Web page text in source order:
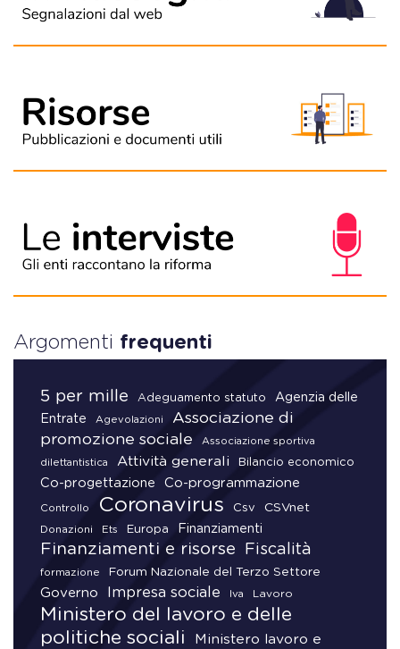
Argomenti frequenti
5 per mille Adeguamento statuto
Agenzia delle
Entrate
Agevolazioni
Associazione di
promozione sociale
Associazione sportiva
dilettantistica Attività generali Bilancio economico
Co-progettazione Co-programmazione
Controllo Coronavirus Csv CSVnet
Donazioni Ets Europa Finanziamenti
Finanziamenti e risorse Fiscalità
formazione Forum Nazionale del Terzo Settore
Governo Impresa sociale Iva Lavoro
Ministero del lavoro e delle
politiche sociali
Ministero lavoro e